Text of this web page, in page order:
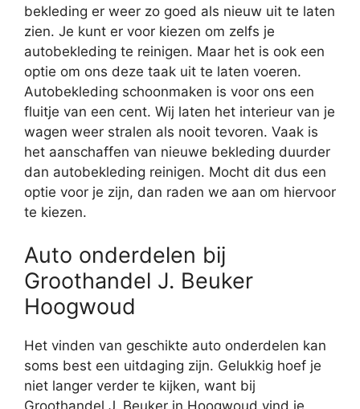
bekleding er weer zo goed als nieuw uit te laten
zien. Je kunt er voor kiezen om zelfs je
autobekleding te reinigen. Maar het is ook een
optie om ons deze taak uit te laten voeren.
Autobekleding schoonmaken is voor ons een
fluitje van een cent. Wij laten het interieur van je
wagen weer stralen als nooit tevoren. Vaak is
het aanschaffen van nieuwe bekleding duurder
dan autobekleding reinigen. Mocht dit dus een
optie voor je zijn, dan raden we aan om hiervoor
te kiezen.
Auto onderdelen bij
Groothandel J. Beuker
Hoogwoud
Het vinden van geschikte auto onderdelen kan
soms best een uitdaging zijn. Gelukkig hoef je
niet langer verder te kijken, want bij
Groothandel J. Beuker in Hoogwoud vind je